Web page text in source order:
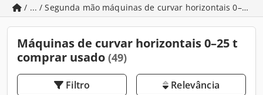
/ ... / Segunda mão máquinas de curvar horizontais 0–25 t
Máquinas de curvar horizontais 0–25 t
comprar usado (49)
Filtro Relevância